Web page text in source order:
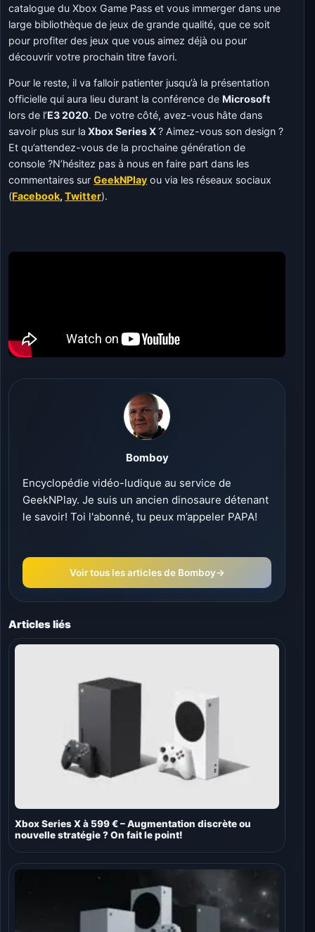
catalogue du Xbox Game Pass et vous immerger dans une
large bibliothèque de jeux de grande qualité, que ce soit
pour profiter des jeux que vous aimez déjà ou pour
découvrir votre prochain titre favori.
Pour le reste, il va falloir patienter jusqu’à la présentation
officielle qui aura lieu durant la conférence de Microsoft
lors de l’E3 2020. De votre côté, avez-vous hâte dans
savoir plus sur la Xbox Series X? Aimez-vous son design ?
Et qu’attendez-vous de la prochaine génération de
console ?N’hésitez pas à nous en faire part dans les
commentaires surGeekNPlay ou via les réseaux sociaux
(Facebook,Twitter).
Bomboy
Encyclopédie vidéo-ludique au service de
GeekNPlay. Je suis un ancien dinosaure détenant
le savoir! Toi l'abonné, tu peux m’appeler PAPA!
Voir tous les articles de Bomboy→
Articles liés
Xbox Series X à 599 € – Augmentation discrète ou
nouvelle stratégie ? On fait le point!